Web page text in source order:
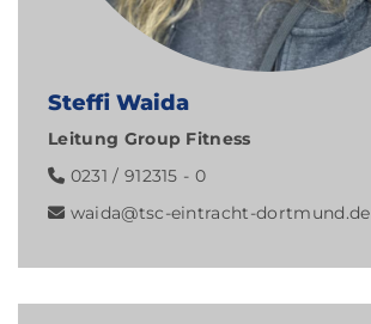
Steffi Waida
Leitung Group Fitness
0231 / 912315 - 0
waida@tsc-eintracht-dortmund.de